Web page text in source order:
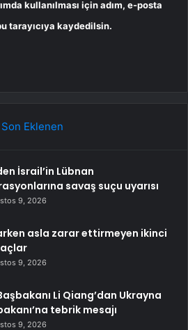
kullanılması için adım, e-posta
tarayıcıya kaydedilsin.
Son Eklenen
İsrail’in Lübnan
savaş suçu uyarısı
9, 2026
asla zarar ettirmeyen ikinci
9, 2026
Li Qiang’dan Ukrayna
tebrik mesajı
9, 2026